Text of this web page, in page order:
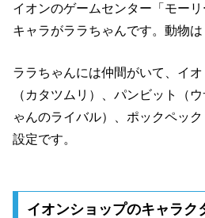
イオンのゲームセンター「モー
キャラがララちゃんです。動物は
ララちゃんには仲間がいて、イ
（カタツムリ）、パンビット（
ゃんのライバル）、ポックペッ
設定です。
イオンショップのキャラク